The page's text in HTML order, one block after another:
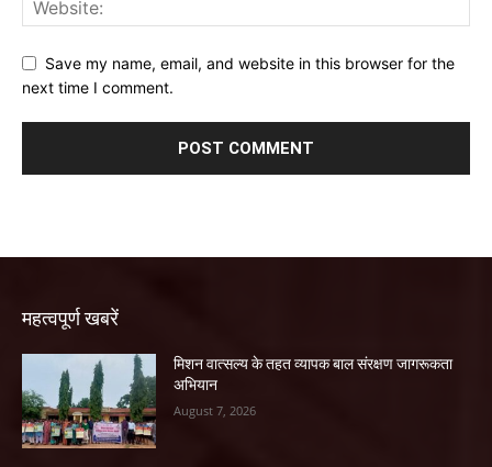
Save my name, email, and website in this browser for the
next time I comment.
महत्वपूर्ण खबरें
मिशन वात्सल्य के तहत व्यापक बाल संरक्षण जागरूकता
अभियान
August 7, 2026